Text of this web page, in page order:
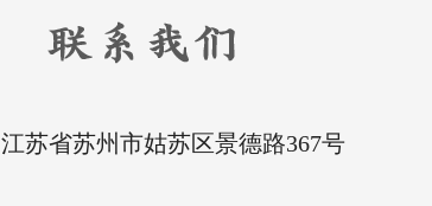
江苏省苏州市姑苏区景德路367号